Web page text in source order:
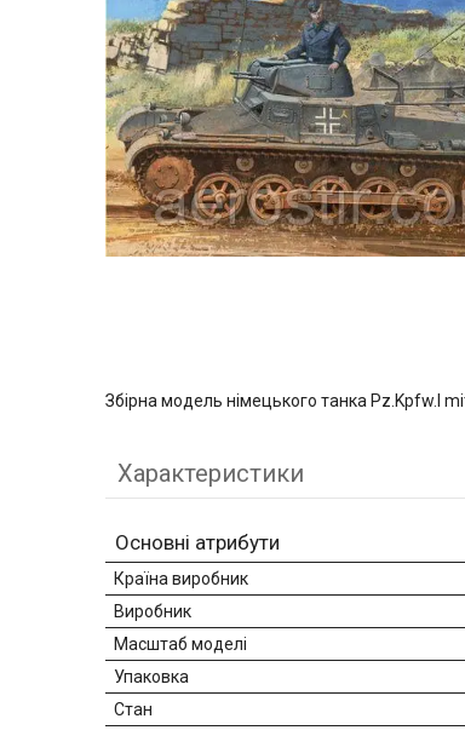
Збірна модель німецького танка Pz.Kpfw.I
Характеристики
Основні атрибути
Країна виробник
Виробник
Масштаб моделі
Упаковка
Стан